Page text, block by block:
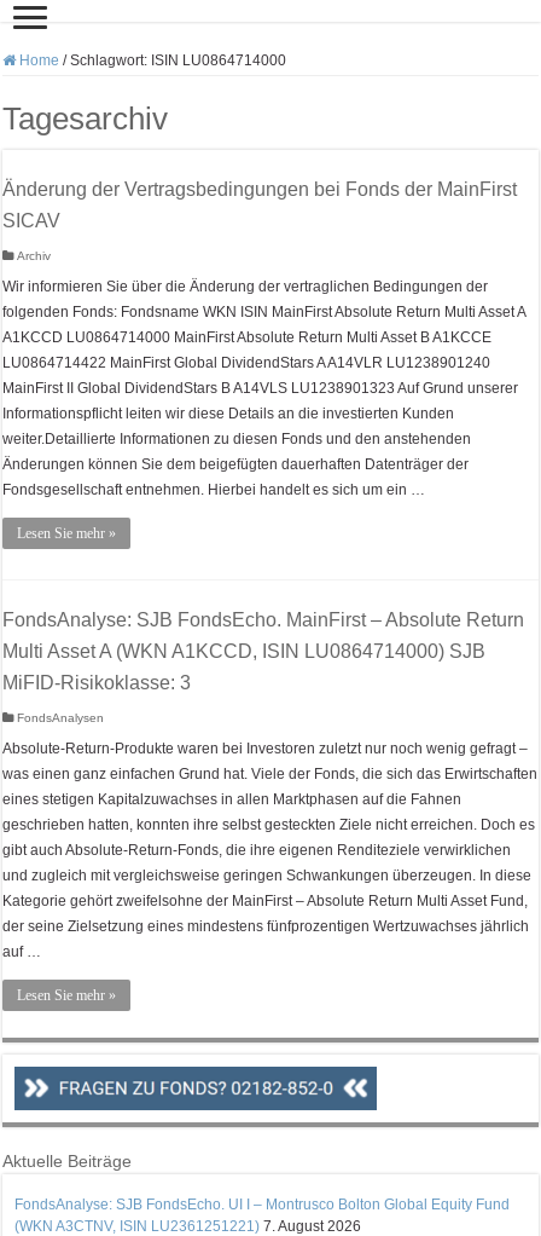
Home / Schlagwort: ISIN LU0864714000
Tagesarchiv
Änderung der Vertragsbedingungen bei Fonds der MainFirst
SICAV
Archiv
Wir informieren Sie über die Änderung der vertraglichen Bedingungen der
folgenden Fonds: Fondsname WKN ISIN MainFirst Absolute Return Multi Asset A
A1KCCD LU0864714000 MainFirst Absolute Return Multi Asset B A1KCCE
LU0864714422 MainFirst Global DividendStars A A14VLR LU1238901240
MainFirst II Global DividendStars B A14VLS LU1238901323 Auf Grund unserer
Informationspflicht leiten wir diese Details an die investierten Kunden
weiter.Detaillierte Informationen zu diesen Fonds und den anstehenden
Änderungen können Sie dem beigefügten dauerhaften Datenträger der
Fondsgesellschaft entnehmen. Hierbei handelt es sich um ein …
Lesen Sie mehr »
FondsAnalyse: SJB FondsEcho. MainFirst – Absolute Return
Multi Asset A (WKN A1KCCD, ISIN LU0864714000) SJB
MiFID-Risikoklasse: 3
FondsAnalysen
Absolute-Return-Produkte waren bei Investoren zuletzt nur noch wenig gefragt –
was einen ganz einfachen Grund hat. Viele der Fonds, die sich das Erwirtschaften
eines stetigen Kapitalzuwachses in allen Marktphasen auf die Fahnen
geschrieben hatten, konnten ihre selbst gesteckten Ziele nicht erreichen. Doch es
gibt auch Absolute-Return-Fonds, die ihre eigenen Renditeziele verwirklichen
und zugleich mit vergleichsweise geringen Schwankungen überzeugen. In diese
Kategorie gehört zweifelsohne der MainFirst – Absolute Return Multi Asset Fund,
der seine Zielsetzung eines mindestens fünfprozentigen Wertzuwachses jährlich
auf …
Lesen Sie mehr »
Aktuelle Beiträge
FondsAnalyse: SJB FondsEcho. UI I – Montrusco Bolton Global Equity Fund
(WKN A3CTNV, ISIN LU2361251221) 7. August 2026